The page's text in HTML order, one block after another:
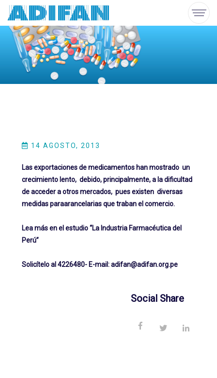
14 AGOSTO, 2013
Las exportaciones de medicamentos han mostrado un
crecimiento lento, debido, principalmente, a la dificultad
de acceder a otros mercados, pues existen diversas
medidas paraarancelarias que traban el comercio.
Lea más en el estudio “La Industria Farmacéutica del
Perú”
Solicítelo al 4226480- E-mail:adifan@adifan.org.pe
Social Share